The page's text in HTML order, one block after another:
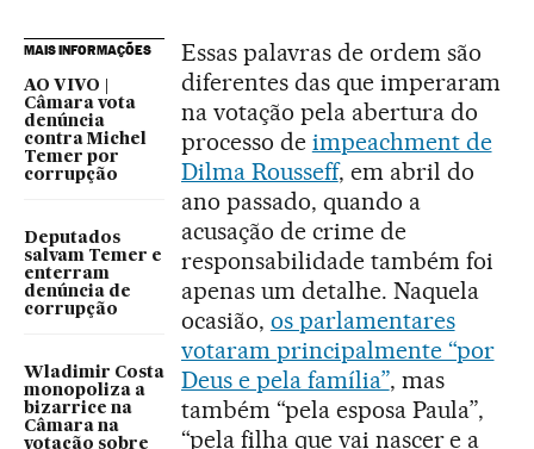
MAIS INFORMAÇÕES
AO VIVO |
Câmara vota
denúncia
contra Michel
Temer por
corrupção
Deputados
salvam Temer e
enterram
denúncia de
corrupção
Wladimir Costa
monopoliza a
bizarrice na
Câmara na
votação sobre
Essas palavras de ordem são
diferentes das que imperaram
na votação pela abertura do
processo de impeachment de
Dilma Rousseff, em abril do
ano passado, quando a
acusação de crime de
responsabilidade também foi
apenas um detalhe. Naquela
ocasião, os parlamentares
votaram principalmente “por
Deus e pela família”, mas
também “pela esposa Paula”,
“pela filha que vai nascer e a